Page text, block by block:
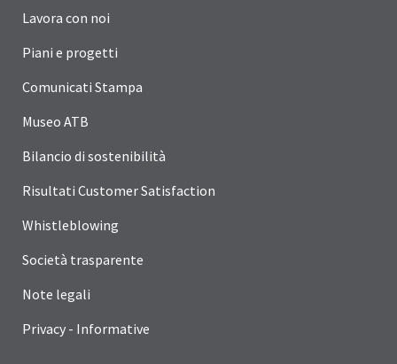
Lavora con noi
Piani e progetti
Comunicati Stampa
Museo ATB
Bilancio di sostenibilità
Risultati Customer Satisfaction
Whistleblowing
Società trasparente
Note legali
Privacy - Informative